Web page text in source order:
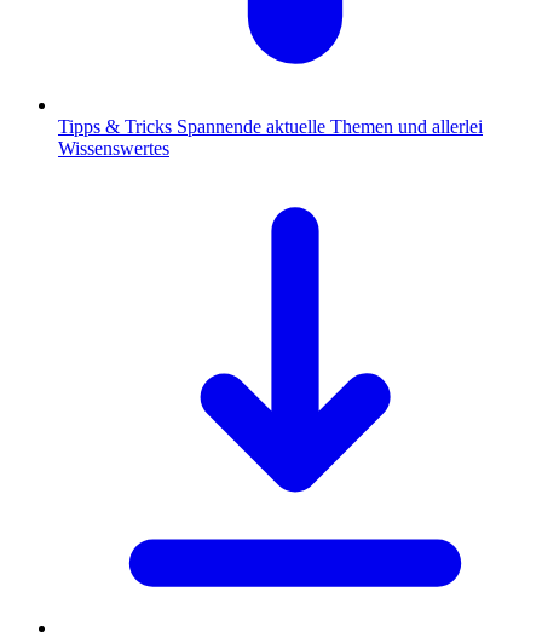
Tipps & Tricks Spannende aktuelle Themen und allerlei
Wissenswertes